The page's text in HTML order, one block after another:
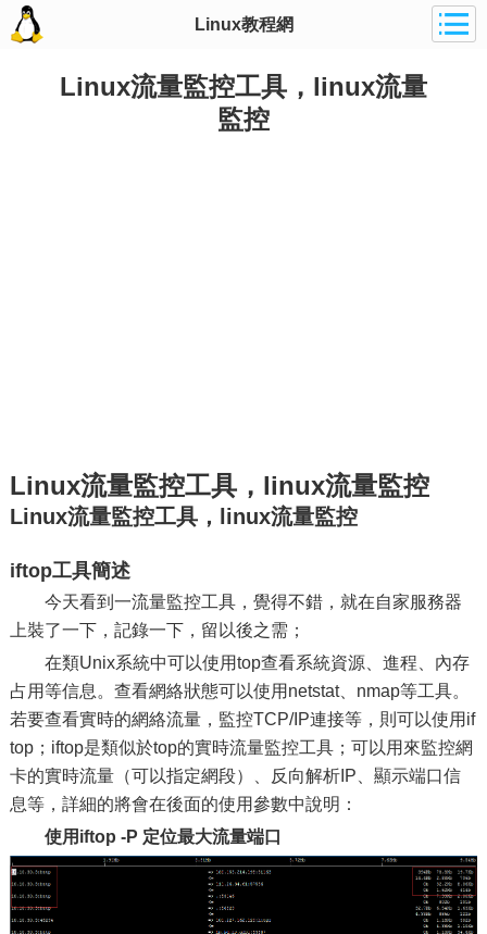
Linux教程網
Linux流量監控工具，linux流量
監控
Linux流量監控工具，linux流量監控
Linux流量監控工具，linux流量監控
iftop工具簡述
今天看到一流量監控工具，覺得不錯，就在自家服務器
上裝了一下，記錄一下，留以後之需；
在類Unix系統中可以使用top查看系統資源、進程、內存
占用等信息。查看網絡狀態可以使用netstat、nmap等工具。
若要查看實時的網絡流量，監控TCP/IP連接等，則可以使用if
top；iftop是類似於top的實時流量監控工具；可以用來監控網
卡的實時流量（可以指定網段）、反向解析IP、顯示端口信
息等，詳細的將會在後面的使用參數中說明：
使用iftop -P 定位最大流量端口